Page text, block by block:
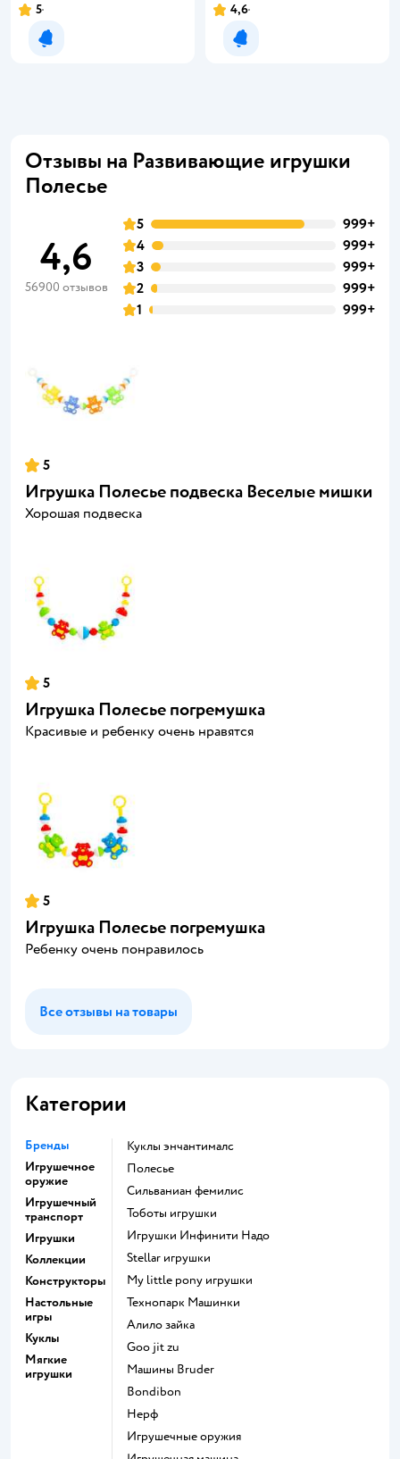
5
Уведомить о появлении
4,6
Уведомить о появлении
Отзывы на Развивающие игрушки
Полесье
4,6
56900 отзывов
5
999+
4
999+
3
999+
2
999+
1
999+
5
Игрушка Полесье подвеска Веселые мишки
Хорошая подвеска
5
Игрушка Полесье погремушка
Красивые и ребенку очень нравятся
5
Игрушка Полесье погремушка
Ребенку очень понравилось
Все отзывы на товары
Категории
Бренды
Игрушечное
оружие
Игрушечный
транспорт
Игрушки
Коллекции
Конструкторы
Настольные
игры
Куклы
Мягкие
игрушки
Куклы энчантималс
Полесье
Сильваниан фемилис
Тоботы игрушки
Игрушки Инфинити Надо
Stellar игрушки
my little pony игрушки
Технопарк Машинки
Алило зайка
Goo jit zu
Машины Bruder
Bondibon
Нерф
Игрушечные оружия